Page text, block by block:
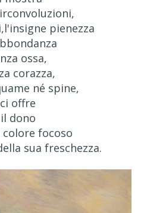
pienezza
ossa,
corazza,
né spine,
ci offre
il dono
colore focoso
sua freschezza.